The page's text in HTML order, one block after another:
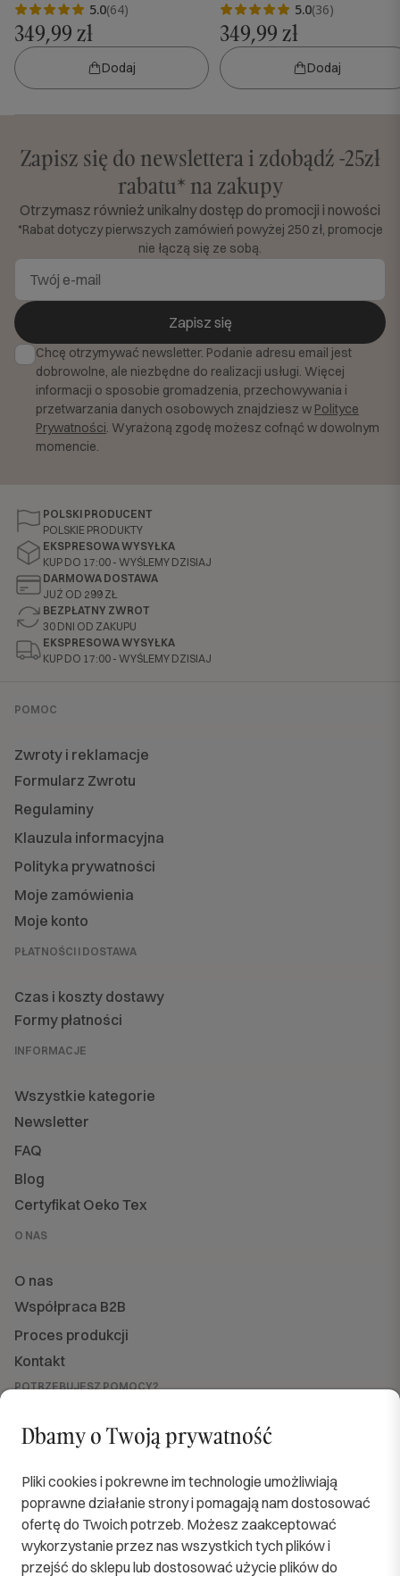
5.0(64)
349,99 zł
Dodaj
5.0(36)
349,99 zł
Dodaj
Zapisz się do newslettera i zdobądź -25zł
rabatu* na zakupy
Otrzymasz również unikalny dostęp do promocji i nowości
*Rabat dotyczy pierwszych zamówień powyżej 250 zł, promocje
nie łączą się ze sobą.
Zapisz się
Chcę otrzymywać newsletter. Podanie adresu email jest
dobrowolne, ale niezbędne do realizacji usługi. Więcej
informacji o sposobie gromadzenia, przechowywania i
przetwarzania danych osobowych znajdziesz w Polityce
Prywatności. Wyrażoną zgodę możesz cofnąć w dowolnym
momencie.
POLSKI PRODUCENT
POLSKIE PRODUKTY
EKSPRESOWA WYSYŁKA
KUP DO 17:00 - WYŚLEMY DZISIAJ
DARMOWA DOSTAWA
JUŻ OD 299 ZŁ
BEZPŁATNY ZWROT
30 DNI OD ZAKUPU
EKSPRESOWA WYSYŁKA
KUP DO 17:00 - WYŚLEMY DZISIAJ
POMOC
Zwroty i reklamacje
Formularz Zwrotu
Regulaminy
Klauzula informacyjna
Polityka prywatności
Moje zamówienia
Moje konto
PŁATNOŚCI I DOSTAWA
Czas i koszty dostawy
Formy płatności
INFORMACJE
Wszystkie kategorie
Newsletter
FAQ
Blog
Certyfikat Oeko Tex
O NAS
O nas
Współpraca B2B
Proces produkcji
Kontakt
POTRZEBUJESZ POMOCY?
od PN do PT w godzinach od 8:00 do 16:00.
sklep@softimi.pl +48 570 571 060
OBSERWUJ NAS
Dbamy o Twoją prywatność
Pliki cookies i pokrewne im technologie umożliwiają
poprawne działanie strony i pomagają nam dostosować
ofertę do Twoich potrzeb. Możesz zaakceptować
wykorzystanie przez nas wszystkich tych plików i
przejść do sklepu lub dostosować użycie plików do